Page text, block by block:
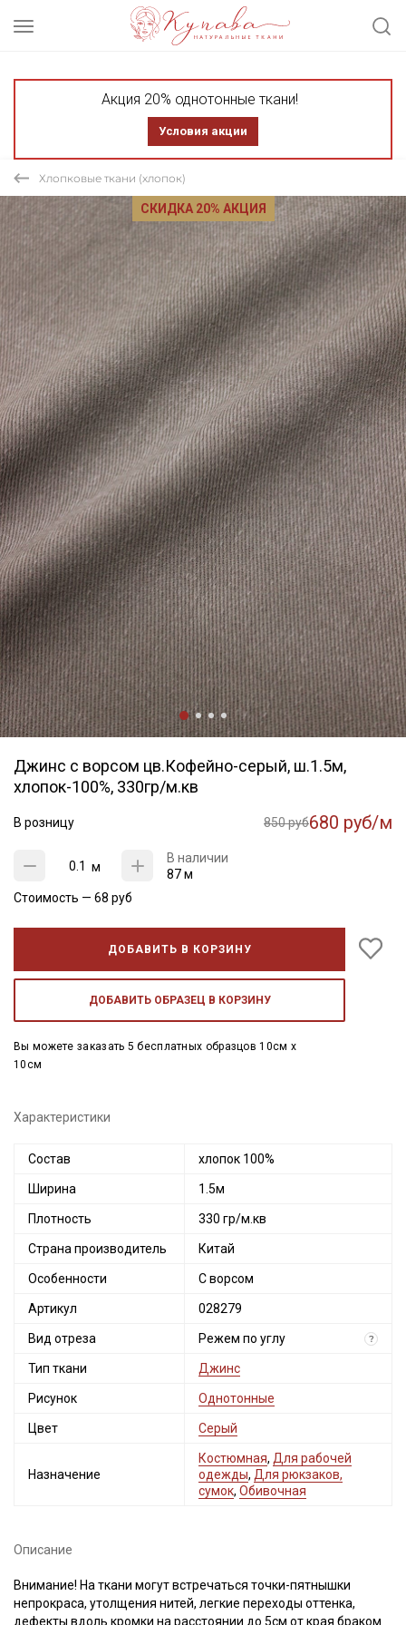
Акция 20% однотонные ткани!
Условия акции
Хлопковые ткани (хлопок)
СКИДКА 20% АКЦИЯ
Джинс с ворсом цв.Кофейно-серый, ш.1.5м,
хлопок-100%, 330гр/м.кв
В розницу 850 руб680 руб/м
м
В наличии
87 м
Стоимость — 68 руб
ДОБАВИТЬ В КОРЗИНУ
ДОБАВИТЬ ОБРАЗЕЦ В КОРЗИНУ
Вы можете заказать 5 бесплатных образцов 10см x
10см
Характеристики
Состав хлопок 100%
Ширина 1.5м
Плотность 330 гр/м.кв
Страна производитель Китай
Особенности С ворсом
Артикул 028279
Вид отреза Режем по углу ?
Тип ткани Джинс
Рисунок Однотонные
Цвет Серый
Назначение
Костюмная, Для рабочей
одежды, Для рюкзаков,
сумок, Обивочная
Описание
Внимание! На ткани могут встречаться точки-пятнышки
непрокраса, утолщения нитей, легкие переходы оттенка,
дефекты вдоль кромки на расстоянии до 5см от края браком